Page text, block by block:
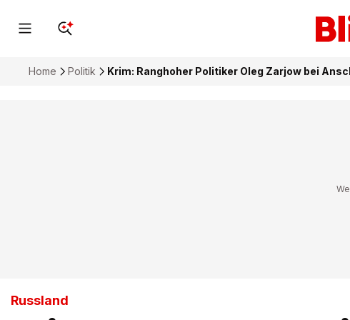
Home Politik Krim: Ranghoher Politiker Oleg Zarjow bei
Russland